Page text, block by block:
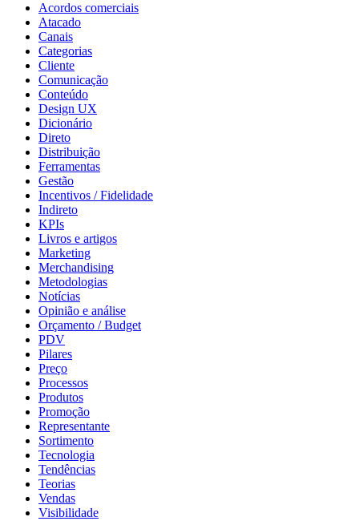
Acordos comerciais
Atacado
Canais
Categorias
Cliente
Comunicação
Conteúdo
Design UX
Dicionário
Direto
Distribuição
Ferramentas
Gestão
Incentivos / Fidelidade
Indireto
KPIs
Livros e artigos
Marketing
Merchandising
Metodologias
Notícias
Opinião e análise
Orçamento / Budget
PDV
Pilares
Preço
Processos
Produtos
Promoção
Representante
Sortimento
Tecnologia
Tendências
Teorias
Vendas
Visibilidade